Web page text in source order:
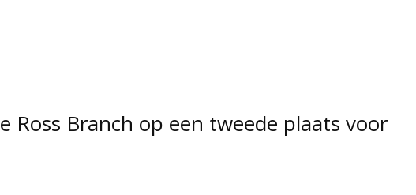
Ross Branch op een tweede plaats voor